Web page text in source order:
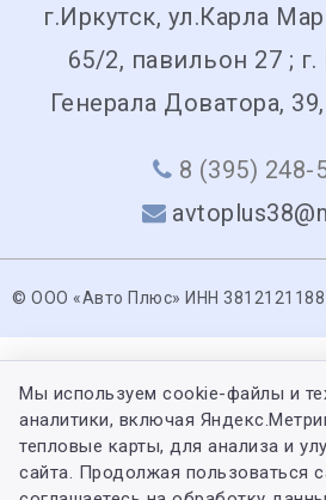
г.Иркутск, ул.Карла
65/2, павильон 27 ; г.
Генерала Доватора,
8 (395) 248-
© ООО «Авто Плюс» ИНН 3812121188
Мы используем cookie-файлы и
аналитики, включая
тепловые карты, для анализа и
сайта. Продолжая пользоваться